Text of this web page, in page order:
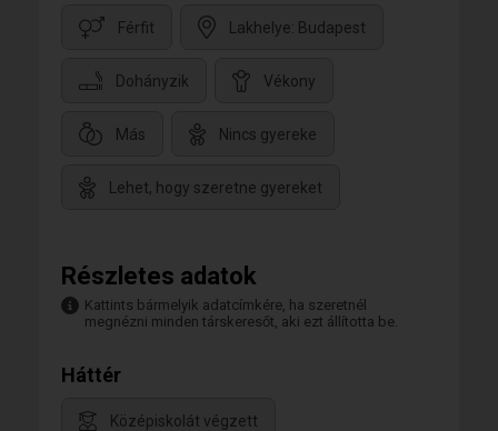
Férfit Lakhelye: Budapest
Dohányzik Vékony
Más Nincs gyereke
Lehet, hogy szeretne gyereket
Részletes adatok
Kattints bármelyik adatcímkére, ha szeretnél
megnézni minden társkeresőt, aki ezt állította be.
Háttér
Középiskolát végzett